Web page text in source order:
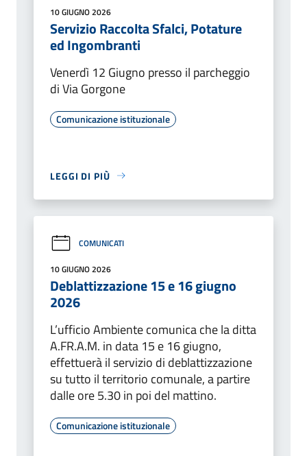
10 GIUGNO 2026
Servizio Raccolta Sfalci, Potature
ed Ingombranti
Venerdì 12 Giugno presso il parcheggio
di Via Gorgone
Comunicazione istituzionale
LEGGI DI PIÙ
COMUNICATI
10 GIUGNO 2026
Deblattizzazione 15 e 16 giugno
2026
L’ufficio Ambiente comunica che la ditta
A.FR.A.M. in data 15 e 16 giugno,
effettuerà il servizio di deblattizzazione
su tutto il territorio comunale, a partire
dalle ore 5.30 in poi del mattino.
Comunicazione istituzionale